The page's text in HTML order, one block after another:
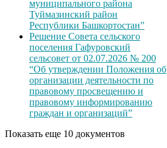
муниципального района
Туймазинский район
Республики Башкортостан”
Решение Совета сельского
поселения Гафуровский
сельсовет от 02.07.2026 № 200
“Об утверждении Положения об
организации деятельности по
правовому просвещению и
правовому информированию
граждан и организаций”
Показать еще 10 документов